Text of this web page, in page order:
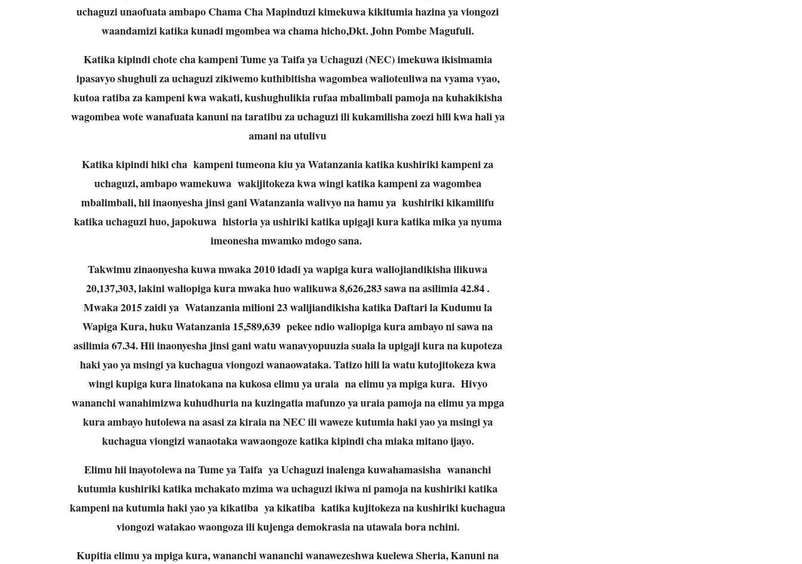
uchaguzi unaofuata ambapo Chama Cha Mapinduzi kimekuwa kikitumia hazina ya viongozi
waandamizi katika kunadi mgombea wa chama hicho,Dkt. John Pombe Magufuli.
Katika kipindi chote cha kampeni Tume ya Taifa ya Uchaguzi (NEC) imekuwa ikisimamia
ipasavyo shughuli za uchaguzi zikiwemo kuthibitisha wagombea walioteuliwa na vyama vyao,
kutoa ratiba za kampeni kwa wakati, kushughulikia rufaa mbalimbali pamoja na kuhakikisha
wagombea wote wanafuata kanuni na taratibu za uchaguzi ili kukamilisha zoezi hili kwa hali ya
amani na utulivu
Katika kipindi hiki cha kampeni tumeona kiu ya Watanzania katika kushiriki kampeni za
uchaguzi, ambapo wamekuwa wakijitokeza kwa wingi katika kampeni za wagombea
mbalimbali, hii inaonyesha jinsi gani Watanzania walivyo na hamu ya kushiriki kikamilifu
katika uchaguzi huo, japokuwa historia ya ushiriki katika upigaji kura katika mika ya nyuma
imeonesha mwamko mdogo sana.
Takwimu zinaonyesha kuwa mwaka 2010 idadi ya wapiga kura waliojiandikisha ilikuwa
20,137,303, lakini waliopiga kura mwaka huo walikuwa 8,626,283 sawa na asilimia 42.84 .
Mwaka 2015 zaidi ya Watanzania milioni 23 walijiandikisha katika Daftari la Kudumu la
Wapiga Kura, huku Watanzania 15,589,639 pekee ndio waliopiga kura ambayo ni sawa na
asilimia 67.34. Hii inaonyesha jinsi gani watu wanavyopuuzia suala la upigaji kura na kupoteza
haki yao ya msingi ya kuchagua viongozi wanaowataka. Tatizo hili la watu kutojitokeza kwa
wingi kupiga kura linatokana na kukosa elimu ya uraia na elimu ya mpiga kura. Hivyo
wananchi wanahimizwa kuhudhuria na kuzingatia mafunzo ya uraia pamoja na elimu ya mpga
kura ambayo hutolewa na asasi za kiraia na NEC ili waweze kutumia haki yao ya msingi ya
kuchagua viongizi wanaotaka wawaongoze katika kipindi cha miaka mitano ijayo.
Elimu hii inayotolewa na Tume ya Taifa ya Uchaguzi inalenga kuwahamasisha wananchi
kutumia kushiriki katika mchakato mzima wa uchaguzi ikiwa ni pamoja na kushiriki katika
kampeni na kutumia haki yao ya kikatiba ya kikatiba katika kujitokeza na kushiriki kuchagua
viongozi watakao waongoza ili kujenga demokrasia na utawala bora nchini.
Kupitia elimu ya mpiga kura, wananchi wananchi wanawezeshwa kuelewa Sheria, Kanuni na